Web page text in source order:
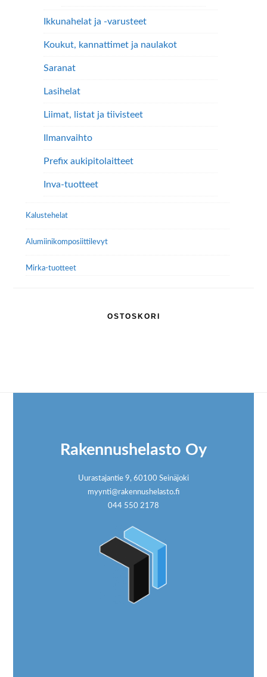
Ikkunahelat ja -varusteet
Koukut, kannattimet ja naulakot
Saranat
Lasihelat
Liimat, listat ja tiivisteet
Ilmanvaihto
Prefix aukipitolaitteet
Inva-tuotteet
Kalustehelat
Alumiini­komposiitti­levyt
Mirka-tuotteet
OSTOSKORI
Rakennushelasto Oy
Uurastajantie 9, 60100 Seinäjoki
myynti@rakennushelasto.fi
044 550 2178